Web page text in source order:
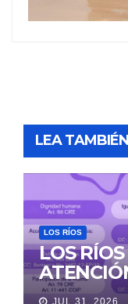
LEA TAMBIÉN
LOS RÍOS
LOS
JUL 31, 2026